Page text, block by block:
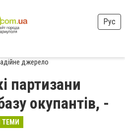
Рус
джерело
партизани
окупантів, -